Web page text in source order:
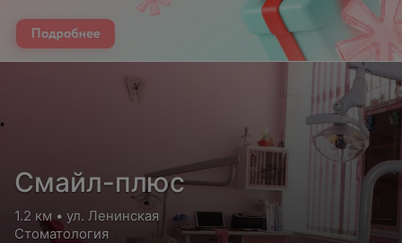
Смайл-плюс
1.2 км • ул. Ленинская
Стоматология